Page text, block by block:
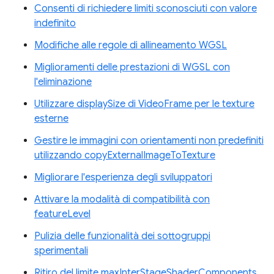
Consenti di richiedere limiti sconosciuti con valore
indefinito
Modifiche alle regole di allineamento WGSL
Miglioramenti delle prestazioni di WGSL con
l'eliminazione
Utilizzare displaySize di VideoFrame per le texture
esterne
Gestire le immagini con orientamenti non predefiniti
utilizzando copyExternalImageToTexture
Migliorare l'esperienza degli sviluppatori
Attivare la modalità di compatibilità con
featureLevel
Pulizia delle funzionalità dei sottogruppi
sperimentali